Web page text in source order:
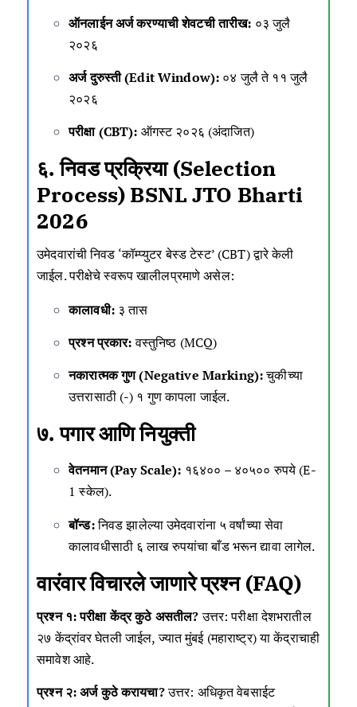
ऑनलाईन अर्ज करण्याची शेवटची तारीख: ०३ जुलै
२०२६
अर्ज दुरुस्ती (Edit Window): ०४ जुलै ते ११ जुलै
२०२६
परीक्षा (CBT): ऑगस्ट २०२६ (अंदाजित)
६. निवड प्रक्रिया (Selection
Process) BSNL JTO Bharti
2026
उमेदवारांची निवड ‘कॉम्प्युटर बेस्ड टेस्ट’ (CBT) द्वारे केली
जाईल. परीक्षेचे स्वरूप खालीलप्रमाणे असेल:
कालावधी:३ तास
प्रश्न प्रकार:वस्तुनिष्ठ (MCQ)
नकारात्मक गुण (Negative Marking):चुकीच्या
उत्तरासाठी (-) १ गुण कापला जाईल.
७. पगार आणि नियुक्ती
वेतनमान (Pay Scale): १६४०० – ४०५०० रुपये (E-
1 स्केल).
बॉन्ड:निवड झालेल्या उमेदवारांना ५ वर्षांच्या सेवा
कालावधीसाठी ६ लाख रुपयांचा बाँड भरून द्यावा लागेल.
वारंवार विचारले जाणारे प्रश्न (FAQ)
प्रश्न १: परीक्षा केंद्र कुठे असतील?उत्तर: परीक्षा देशभरातील
२७ केंद्रांवर घेतली जाईल, ज्यात मुंबई (महाराष्ट्र) या केंद्राचाही
समावेश आहे.
प्रश्न २: अर्ज कुठे करायचा?उत्तर: अधिकृत वेबसाईट